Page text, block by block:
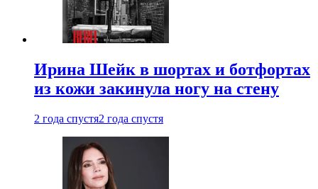
Ирина Шейк в шортах и ботфортах
из кожи закинула ногу на стену
2 года спустя2 года спустя